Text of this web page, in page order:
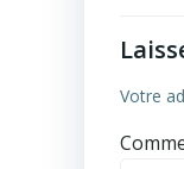
Votre